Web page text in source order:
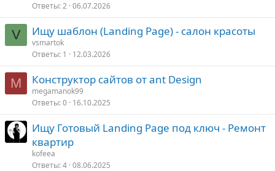
Ответы 2 06.07.2026
V Ищу шаблон (Landing Page) - салон красоты
vsmartok
Ответы 1 12.03.2026
M Конструктор сайтов от ant Design
megamanok99
Ответы 0 16.10.2025
Ищу Готовый Landing Page под ключ - Ремонт
квартир
kofeea
Ответы 4 08.06.2025